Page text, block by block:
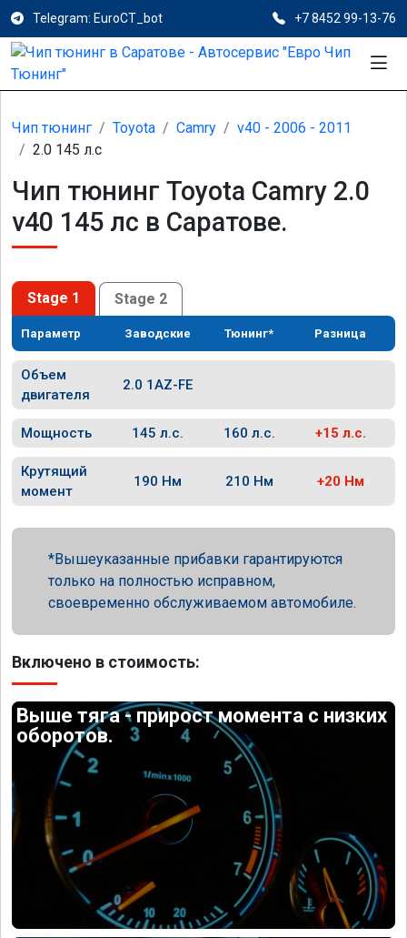
Telegram: EuroCT_bot +7 8452 99-13-76
Чип тюнинг Toyota Camry
v40 - 2006 - 2011
2.0 145 л.с
Чип тюнинг Toyota Camry 2.0
v40 145 лс в Саратове.
Stage 1 Stage 2
Параметр Заводские Тюнинг* Разница
Объем
двигателя
2.0 1AZ-FE
Мощность 145 л.с. 160 л.с. +15 л.с.
Крутящий
момент
190 Нм 210 Нм +20 Нм
Вышеуказанные прибавки гарантируются
только на полностью исправном,
своевременно обслуживаемом автомобиле.
Включено в стоимость:
Выше тяга - прирост момента с низких
оборотов.